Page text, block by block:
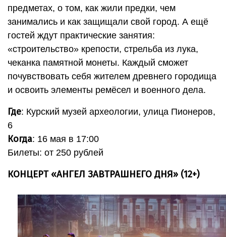
предметах, о том, как жили предки, чем
занимались и как защищали свой город. А ещё
гостей ждут практические занятия:
«строительство» крепости, стрельба из лука,
чеканка памятной монеты. Каждый сможет
почувствовать себя жителем древнего городища
и освоить элементы ремёсел и военного дела.
Где: Курский музей археологии, улица Пионеров,
6
Когда: 16 мая в 17:00
Билеты: от 250 рублей
КОНЦЕРТ «АНГЕЛ ЗАВТРАШНЕГО ДНЯ» (12+)